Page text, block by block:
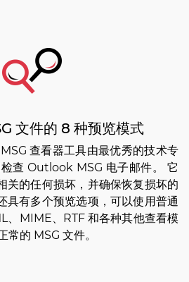
文件的 8 种预览模式
查看器工具由最优秀的技术专
查 Outlook MSG 电子邮件。 它
关的任何损坏，并确保恢复损坏的
具有多个预览选项，可以使用普通
、MIME、RTF 和各种其他查看模
常的 MSG 文件。